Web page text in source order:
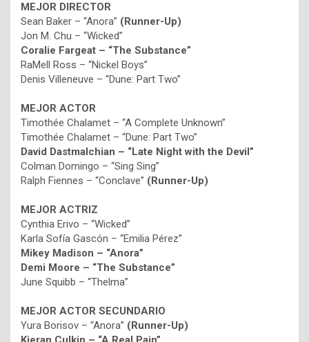
MEJOR DIRECTOR
Sean Baker – “Anora” (Runner-Up)
Jon M. Chu – “Wicked”
Coralie Fargeat – “The Substance”
RaMell Ross – “Nickel Boys”
Denis Villeneuve – “Dune: Part Two”
MEJOR ACTOR
Timothée Chalamet – “A Complete Unknown”
Timothée Chalamet – “Dune: Part Two”
David Dastmalchian – “Late Night with the Devil”
Colman Domingo – “Sing Sing”
Ralph Fiennes – “Conclave” (Runner-Up)
MEJOR ACTRIZ
Cynthia Erivo – “Wicked”
Karla Sofía Gascón – “Emilia Pérez”
Mikey Madison – “Anora”
Demi Moore – “The Substance”
June Squibb – “Thelma”
MEJOR ACTOR SECUNDARIO
Yura Borisov – “Anora” (Runner-Up)